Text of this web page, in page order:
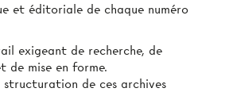
et éditoriale de chaque numéro
exigeant de recherche, de
de mise en forme.
de ces archives